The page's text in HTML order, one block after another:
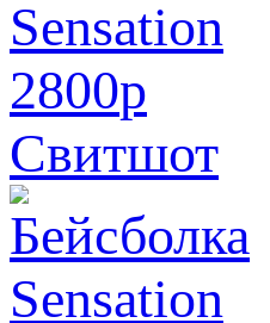
2800p
Свитшот